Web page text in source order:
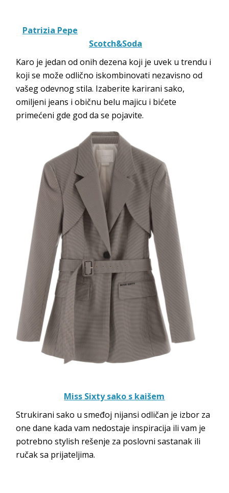
Patrizia Pepe
Scotch&Soda
Karo je jedan od onih dezena koji je uvek u trendu i
koji se može odlično iskombinovati nezavisno od
vašeg odevnog stila. Izaberite karirani sako,
omiljeni jeans i običnu belu majicu i bićete
primećeni gde god da se pojavite.
Miss Sixty sako s kaišem
Strukirani sako u smeđoj nijansi odličan je izbor za
one dane kada vam nedostaje inspiracija ili vam je
potrebno stylish rešenje za poslovni sastanak ili
ručak sa prijateljima.